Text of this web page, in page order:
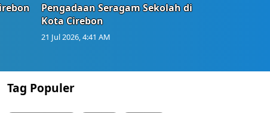
Pengadaan Seragam Sekolah di
Kota Cirebon
21 Jul 2026, 4:41 AM
Tag Populer